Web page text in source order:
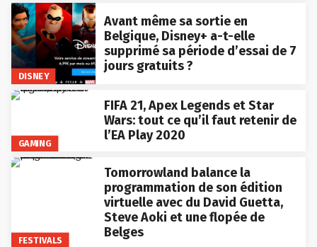
DISNEY
Avant même sa sortie en
Belgique, Disney+ a-t-elle
supprimé sa période d’essai de 7
jours gratuits ?
GAMING
FIFA 21, Apex Legends et Star
Wars: tout ce qu’il faut retenir de
l’EA Play 2020
FESTIVALS
Tomorrowland balance la
programmation de son édition
virtuelle avec du David Guetta,
Steve Aoki et une flopée de
Belges